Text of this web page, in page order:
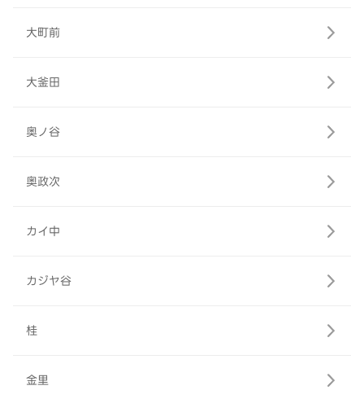
大町前
大釜田
奥ノ谷
奥政次
カイ中
カジヤ谷
桂
金里